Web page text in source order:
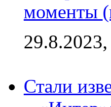
моменты
Стали